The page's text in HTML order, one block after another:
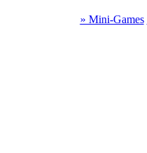
» Mini-Games